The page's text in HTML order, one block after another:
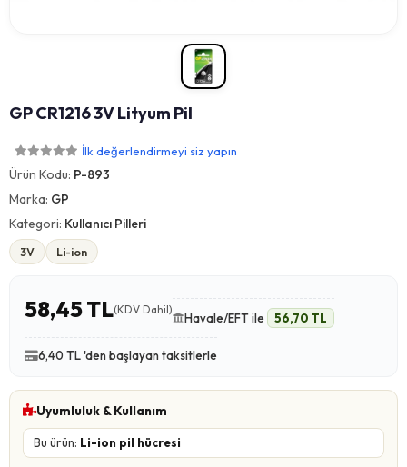
GP CR1216 3V Lityum Pil
İlk değerlendirmeyi siz yapın
Ürün Kodu: P-893
Marka: GP
Kategori: Kullanıcı Pilleri
3V Li-ion
58,45 TL(KDV Dahil)
Havale/EFT ile 56,70 TL
6,40 TL 'den başlayan taksitlerle
Uyumluluk & Kullanım
Bu ürün: Li-ion pil hücresi